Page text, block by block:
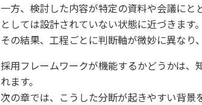
一方、検討した内容が特定の資料や会議に
としては設計されていない状態に近づきます。
その結果、工程ごとに判断軸が微妙に異なり
採用フレームワークが機能するかどうかは、
れます。
次の章では、こうした分断が起きやすい背景